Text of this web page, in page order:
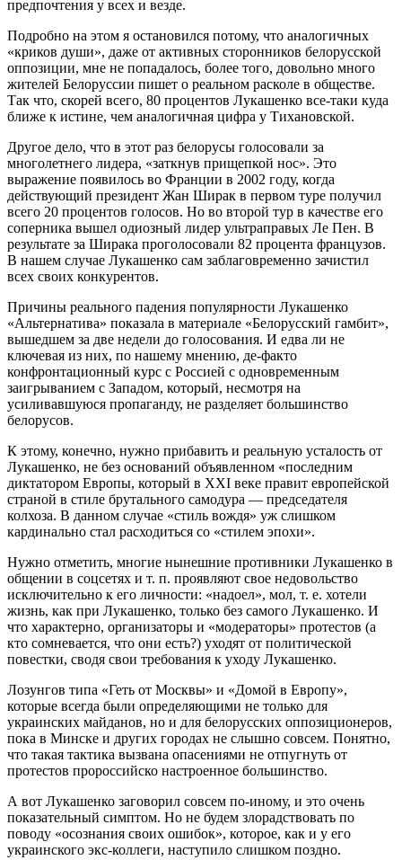
предпочтения у всех и везде.
Подробно на этом я остановился потому, что аналогичных
«криков души», даже от активных сторонников белорусской
оппозиции, мне не попадалось, более того, довольно много
жителей Белоруссии пишет о реальном расколе в обществе.
Так что, скорей всего, 80 процентов Лукашенко все-таки куда
ближе к истине, чем аналогичная цифра у Тихановской.
Другое дело, что в этот раз белорусы голосовали за
многолетнего лидера, «заткнув прищепкой нос». Это
выражение появилось во Франции в 2002 году, когда
действующий президент Жан Ширак в первом туре получил
всего 20 процентов голосов. Но во второй тур в качестве его
соперника вышел одиозный лидер ультраправых Ле Пен. В
результате за Ширака проголосовали 82 процента французов.
В нашем случае Лукашенко сам заблаговременно зачистил
всех своих конкурентов.
Причины реального падения популярности Лукашенко
«Альтернатива» показала в материале «Белорусский гамбит»,
вышедшем за две недели до голосования. И едва ли не
ключевая из них, по нашему мнению, де-факто
конфронтационный курс с Россией с одновременным
заигрыванием с Западом, который, несмотря на
усиливавшуюся пропаганду, не разделяет большинство
белорусов.
К этому, конечно, нужно прибавить и реальную усталость от
Лукашенко, не без оснований объявленном «последним
диктатором Европы, который в XXI веке правит европейской
страной в стиле брутального самодура ― председателя
колхоза. В данном случае «стиль вождя» уж слишком
кардинально стал расходиться со «стилем эпохи».
Нужно отметить, многие нынешние противники Лукашенко в
общении в соцсетях и т. п. проявляют свое недовольство
исключительно к его личности: «надоел», мол, т. е. хотели
жизнь, как при Лукашенко, только без самого Лукашенко. И
что характерно, организаторы и «модераторы» протестов (а
кто сомневается, что они есть?) уходят от политической
повестки, сводя свои требования к уходу Лукашенко.
Лозунгов типа «Геть от Москвы» и «Домой в Европу»,
которые всегда были определяющими не только для
украинских майданов, но и для белорусских оппозиционеров,
пока в Минске и других городах не слышно совсем. Понятно,
что такая тактика вызвана опасениями не отпугнуть от
протестов пророссийско настроенное большинство.
А вот Лукашенко заговорил совсем по-иному, и это очень
показательный симптом. Но не будем злорадствовать по
поводу «осознания своих ошибок», которое, как и у его
украинского экс-коллеги, наступило слишком поздно.